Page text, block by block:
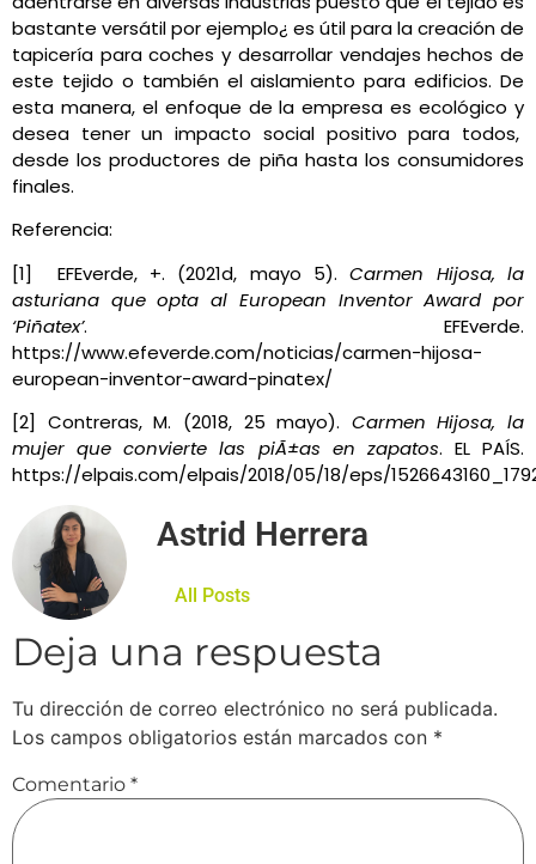
bastante versátil por ejemplo¿ es útil para la creación de
tapicería para coches y desarrollar vendajes hechos de
este tejido o también el aislamiento para edificios. De
esta manera, el enfoque de la empresa es ecológico y
desea tener un impacto social positivo para todos,
desde los productores de piña hasta los consumidores
finales.
Referencia:
[1] EFEverde, +. (2021d, mayo 5).Carmen Hijosa, la
asturiana que opta al European Inventor Award por
‘Piñatex’. EFEverde.
https://www.efeverde.com/noticias/carmen-hijosa-
european-inventor-award-pinatex/
[2] Contreras, M. (2018, 25 mayo). Carmen Hijosa, la
mujer que convierte las piÃ±as en zapatos. EL PAÍS.
https://elpais.com/elpais/2018/05/18/eps/
Astrid Herrera
All Posts
Deja una respuesta
Tu dirección de correo electrónico no será publicada.
Los campos obligatorios están marcados con *
Comentario *